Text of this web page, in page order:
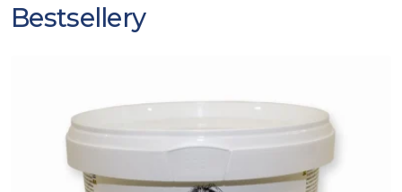
Bestsellery